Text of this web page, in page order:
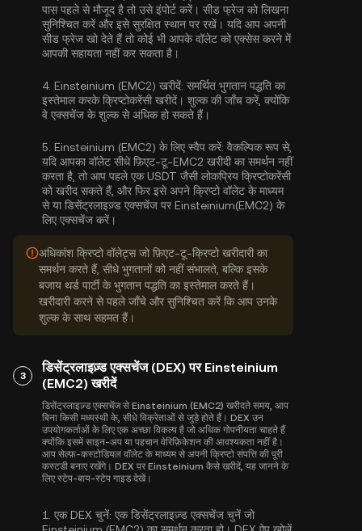
पास पहले से मौजूद है तो उसे इंपोर्ट करें। सीड फ्रेज को लिखना
सुनिश्चित करें और इसे सुरक्षित स्थान पर रखें। यदि आप अपनी
सीड फ्रेज खो देते हैं तो कोई भी आपके वॉलेट को एक्सेस करने में
आपकी सहायता नहीं कर सकता है।
4. Einsteinium (EMC2) खरीदें: समर्थित भुगतान पद्धति का
इस्तेमाल करके क्रिप्टोकरेंसी खरीदें। शुल्क की जाँच करें, क्योंकि
वे एक्सचेंज के शुल्क से अधिक हो सकते हैं।
5. Einsteinium (EMC2) के लिए स्वैप करें: वैकल्पिक रूप से,
यदि आपका वॉलेट सीधे फ़िएट-टू-EMC2 खरीदी का समर्थन नहीं
करता है, तो आप पहले एक USDT जैसी लोकप्रिय क्रिप्टोकरेंसी
को खरीद सकते हैं, और फिर इसे अपने क्रिप्टो वॉलेट के माध्यम
से या डिसेंट्रलाइज़्ड एक्सचेंज पर Einsteinium(EMC2) के
लिए एक्सचेंज करें।
अधिकांश क्रिप्टो वॉलेट्स जो फ़िएट-टू-क्रिप्टो खरीदारी का
समर्थन करते हैं, सीधे भुगतानों को नहीं संभालते, बल्कि इसके
बजाय थर्ड पार्टी के भुगतान पद्धति का इस्तेमाल करते हैं।
खरीदारी करने से पहले जाँचे और सुनिश्चित करें कि आप उनके
शुल्क के साथ सहमत हैं।
3
डिसेंट्रलाइज़्ड एक्सचेंज (DEX) पर Einsteinium
(EMC2) खरीदें
डिसेंट्रलाइज़्ड एक्सचेंज से Einsteinium (EMC2) खरीदते समय, आप
बिना किसी मध्यस्थी के, सीधे विक्रेताओं से जुड़े होते हैं। DEX उन
उपयोगकर्ताओं के लिए एक अच्छा विकल्प है जो अधिक गोपनीयता चाहते हैं
क्योंकि इसमें साइन-अप या पहचान वेरिफ़िकेशन की आवश्यकता नहीं है।
आप सेल्फ़-कस्टोडियल वॉलेट के माध्यम से अपनी क्रिप्टो संपत्ति की पूरी
कस्टडी बनाए रखेंगे। DEX पर Einsteinium कैसे खरीदें, यह जानने के
लिए स्टेप-बाय-स्टेप गाइड देखें।
1. एक DEX चुनें: एक डिसेंट्रलाइज़्ड एक्सचेंज चुनें जो